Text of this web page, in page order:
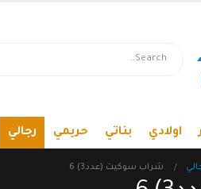
اولادي بناتي حريمي رجالي
شراب سوكيت (عدد3) 6